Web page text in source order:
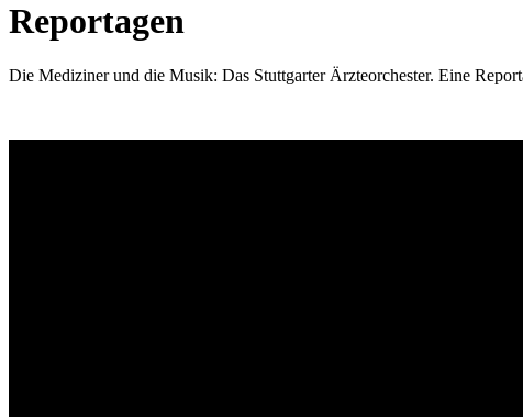
Reportagen
Die Mediziner und die Musik: Das Stuttgarter Ärzteorchester. Eine